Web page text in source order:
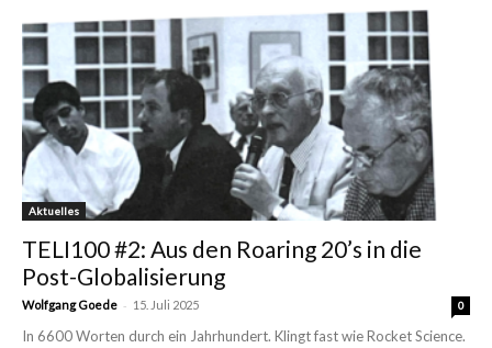
Aktuelles
TELI100 #2: Aus den Roaring 20’s in die
Post-Globalisierung
Wolfgang Goede - 15. Juli 2025 0
In 6600 Worten durch ein Jahrhundert. Klingt fast wie Rocket Science.